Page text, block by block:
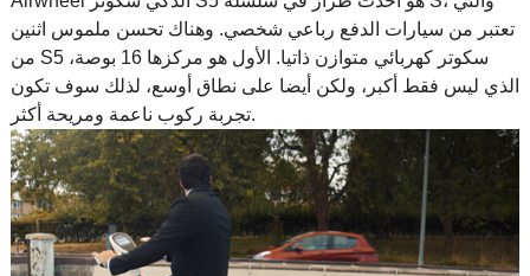
تعتبر من سيارات الدفع رباعي شخصي. وهناك تحسن ملموس اثنين
من S5
سكوتر كهربائي متوازن ذاتيا
. الأول هو مركزها 16 بوصة،
الذي ليس فقط أكبر، ولكن أيضا على نطاق أوسع، لذلك سوف تكون
تجربة ركوب ناعمة ومريحة أكثر.